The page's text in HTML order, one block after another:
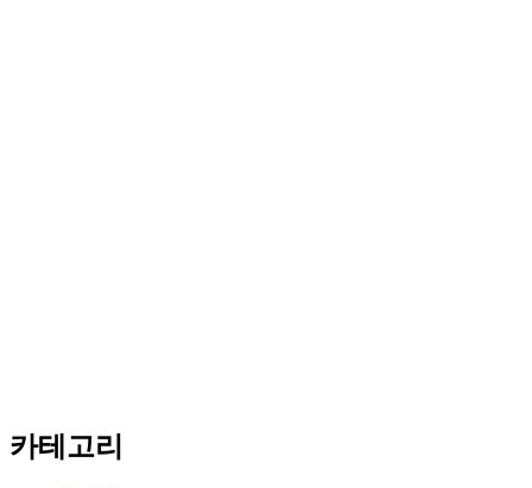
카테고리